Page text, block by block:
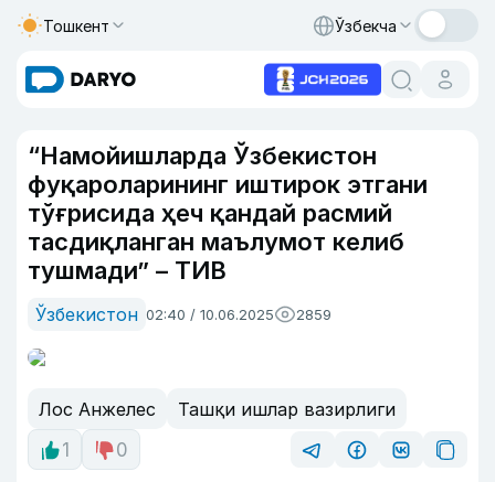
Тошкент Ўзбекча
“Намойишларда Ўзбекистон
фуқароларининг иштирок этгани
тўғрисида ҳеч қандай расмий
тасдиқланган маълумот келиб
тушмади” – ТИВ
Ўзбекистон 02:40 / 10.06.2025 2859
Лос Анжелес
Ташқи ишлар вазирлиги
1
0